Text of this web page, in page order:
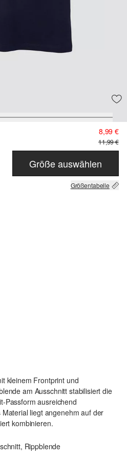
8,99 €
11,99 €
Größe auswählen
Größentabelle
kleinem Frontprint und
am Ausschnitt stabilisiert die
Passform ausreichend
liegt angenehm auf der
kombinieren.
Rippblende